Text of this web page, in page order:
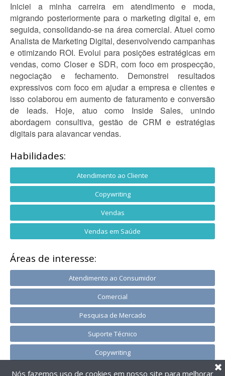
Iniciei a minha carreira em atendimento e moda,
migrando posteriormente para o marketing digital e, em
seguida, consolidando-se na área comercial. Atuei como
Analista de Marketing Digital, desenvolvendo campanhas
e otimizando ROI. Evolui para posições estratégicas em
vendas, como Closer e SDR, com foco em prospecção,
negociação e fechamento. Demonstrei resultados
expressivos com foco em ajudar a empresa e clientes e
isso colaborou em aumento de faturamento e conversão
de leads. Hoje, atuo como Inside Sales, unindo
abordagem consultiva, gestão de CRM e estratégias
digitais para alavancar vendas.
Habilidades:
Atendimento ao Cliente
Copywriting
Vendas
Vendas em Saúde
Áreas de interesse:
Atendimento ao Consumidor
Comercial
Pesquisa de Mercado
Suporte Técnico
Copywriting
Nós fazemos uso de cookies em nosso site para melhorar